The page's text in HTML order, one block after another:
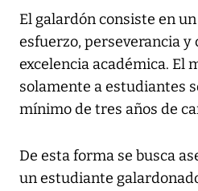
El galardón consiste en
esfuerzo, perseverancia y
excelencia académica. El
solamente a estudiantes
mínimo de tres años de
De esta forma se busca
un estudiante